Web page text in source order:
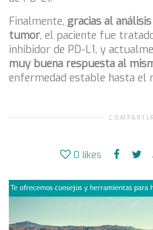
Finalmente, gracias al
tumor, el paciente fue
inhibidor de PD-L1, y
muy buena respuesta al
enfermedad estable hasta el
COMPARTIR
0 likes